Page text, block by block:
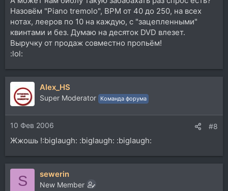
Назовём "Piano tremolo", ВРМ от 40 до 250, на всех
нотах, лееров по 10 на каждую, с "зацепленными"
квинтами и без. Думаю на десяток DVD влезет.
Выручку от продаж совместно пропьём!
:lol:
Alex_HS
Super Moderator Команда форума
10 Фев 2006 #8
Жжошь !:biglaugh: :biglaugh: :biglaugh:
S sewerin
New Member